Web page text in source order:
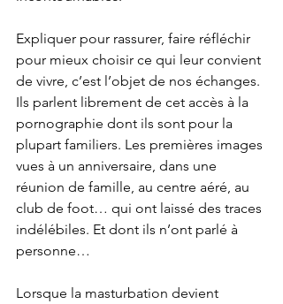
Expliquer pour rassurer, faire réfléchir
pour mieux choisir ce qui leur convient
de vivre, c’est l’objet de nos échanges.
Ils parlent librement de cet accès à la
pornographie dont ils sont pour la
plupart familiers. Les premières images
vues à un anniversaire, dans une
réunion de famille, au centre aéré, au
club de foot… qui ont laissé des traces
indélébiles. Et dont ils n’ont parlé à
personne…
Lorsque la masturbation devient